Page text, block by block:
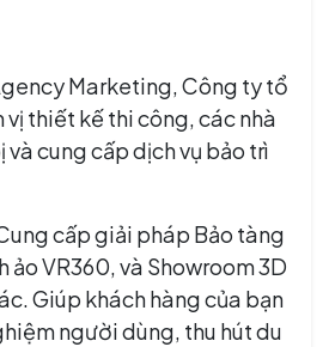
Marketing, Công ty tổ
thiết kế thi công, các nhà
cung cấp dịch vụ bảo trì
cấp giải pháp Bảo tàng
ảo VR360, và Showroom 3D
Giúp khách hàng của bạn
người dùng, thu hút du